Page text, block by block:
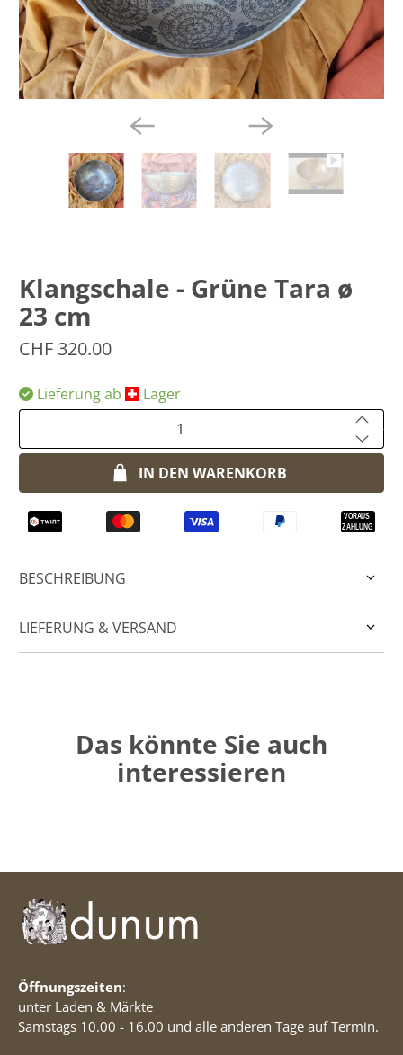
Klangschale - Grüne Tara ø
23 cm
CHF 320.00
Lieferung ab
​Lager
IN DEN WARENKORB
BESCHREIBUNG
LIEFERUNG & VERSAND
Das könnte Sie auch
interessieren
Öffnungszeiten:
unter Laden & Märkte
Samstags 10.00 - 16.00 und alle anderen Tage auf Termin.